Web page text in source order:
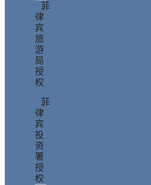
菲
律
宾
旅
游
局
授
权
菲
律
宾
投
资
署
授
权